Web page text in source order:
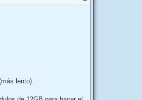
r
lento).